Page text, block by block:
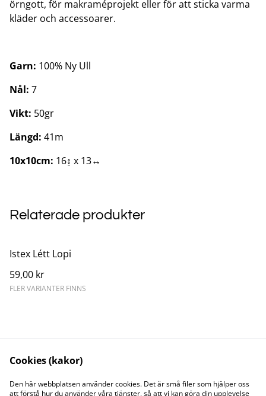
örngott, för makraméprojekt eller för att sticka varma
kläder och accessoarer.
Garn: 100% Ny Ull
Nål: 7
Vikt: 50gr
Längd: 41m
10x10cm: 16↨ x 13↔
Relaterade produkter
Istex Létt Lopi
59,00 kr
FLER VARIANTER FINNS
Kontakta oss
Juridisk information
Cookies (kakor)
Den här webbplatsen använder cookies. Det är små filer som hjälper oss
att förstå hur du använder våra tjänster, så att vi kan göra din upplevelse